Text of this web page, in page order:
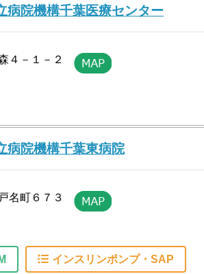
病院機構千葉医療センター
４－１－２
病院機構千葉東病院
名町６７３
インスリンポンプ・SAP